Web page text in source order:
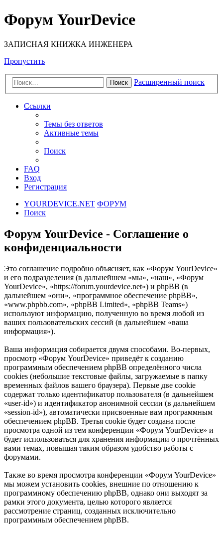
Форум YourDevice
ЗАПИСНАЯ КНИЖКА ИНЖЕНЕРА
Пропустить
Поиск Расширенный поиск
Ссылки
Темы без ответов
Активные темы
Поиск
FAQ
Вход
Регистрация
YOURDEVICE.NET ФОРУМ
Поиск
Форум YourDevice - Соглашение о
конфиденциальности
Это соглашение подробно объясняет, как «Форум YourDevice»
и его подразделения (в дальнейшем «мы», «наш», «Форум
YourDevice», «https://forum.yourdevice.net») и phpBB (в
дальнейшем «они», «программное обеспечение phpBB»,
«www.phpbb.com», «phpBB Limited», «phpBB Teams»)
используют информацию, полученную во время любой из
ваших пользовательских сессий (в дальнейшем «ваша
информация»).
Ваша информация собирается двумя способами. Во-первых,
просмотр «Форум YourDevice» приведёт к созданию
программным обеспечением phpBB определённого числа
cookies (небольшие текстовые файлы, загружаемые в папку
временных файлов вашего браузера). Первые две cookie
содержат только идентификатор пользователя (в дальнейшем
«user-id») и идентификатор анонимной сессии (в дальнейшем
«session-id»), автоматически присвоенные вам программным
обеспечением phpBB. Третья cookie будет создана после
просмотра одной из тем конференции «Форум YourDevice» и
будет использоваться для хранения информации о прочтённых
вами темах, повышая таким образом удобство работы с
форумами.
Также во время просмотра конференции «Форум YourDevice»
мы можем установить cookies, внешние по отношению к
программному обеспечению phpBB, однако они выходят за
рамки этого документа, целью которого является
рассмотрение страниц, созданных исключительно
программным обеспечением phpBB.